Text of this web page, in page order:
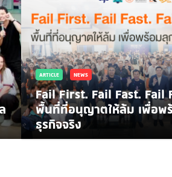
NEWS
เปิดแผน สจล.ปั้นคน-พลัง
ARTICLE NEWS
Fail First. Fail Fast. Fail
พื้นที่ที่อนุญาตให้ล้ม เพื่อพ
ธุรกิจจริง